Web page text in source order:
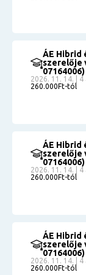
ÁE Hibrid
szerelője
07164006)
2026. 11. 14. |
260.000Ft-tól
ÁE Hibrid
szerelője
07164006)
2026. 11. 14. |
260.000Ft-tól
ÁE Hibrid
szerelője
07164006)
2026. 11. 14. |
260.000Ft-tól